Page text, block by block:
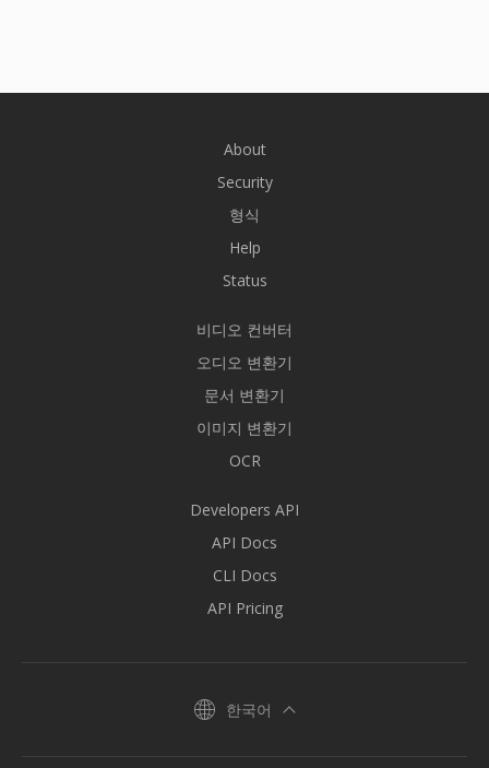
About
Security
형식
Help
Status
비디오 컨버터
오디오 변환기
문서 변환기
이미지 변환기
OCR
Developers API
API Docs
CLI Docs
API Pricing
한국어